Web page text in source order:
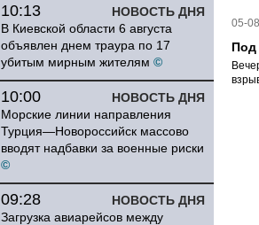
НОВОСТЬ ДНЯ
10:13
В Киевской области 6 августа
объявлен днем траура по 17
убитым мирным жителям ©
НОВОСТЬ ДНЯ
10:00
Морские линии направления
Турция—Новороссийск массово
вводят надбавки за военные риски
©
НОВОСТЬ ДНЯ
09:28
Загрузка авиарейсов между
05-
Под